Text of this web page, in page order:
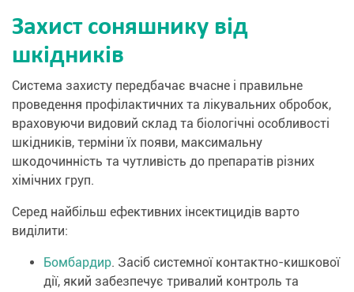
Захист соняшнику від
шкідників
Система захисту передбачає вчасне і правильне
проведення профілактичних та лікувальних обробок,
враховуючи видовий склад та біологічні особливості
шкідників, терміни їх появи, максимальну
шкодочинність та чутливість до препаратів різних
хімічних груп.
Серед найбільш ефективних інсектицидів варто
виділити:
Бомбардир. Засіб системної контактно-кишкової
дії, який забезпечує тривалий контроль та